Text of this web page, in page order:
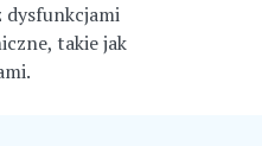
dysfunkcjami
takie jak